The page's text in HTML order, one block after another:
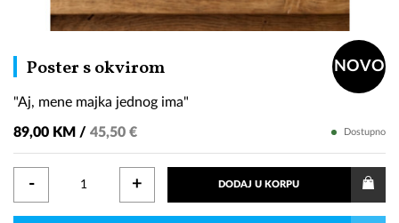
Poster s okvirom
majka
ima"
NOVO
"Aj, mene majka jednog ima"
89,00 KM / 45,50 € Dostupno
- + DODAJ U KORPU